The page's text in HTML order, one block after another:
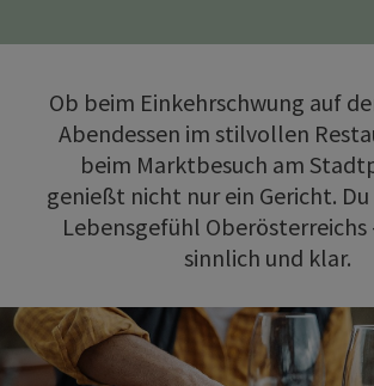
Ob beim Einkehrschwung auf
Abendessen im stilvollen
beim Marktbesuch am
genießt nicht nur ein Gericht.
Lebensgefühl Oberösterreichs
sinnlich und klar.